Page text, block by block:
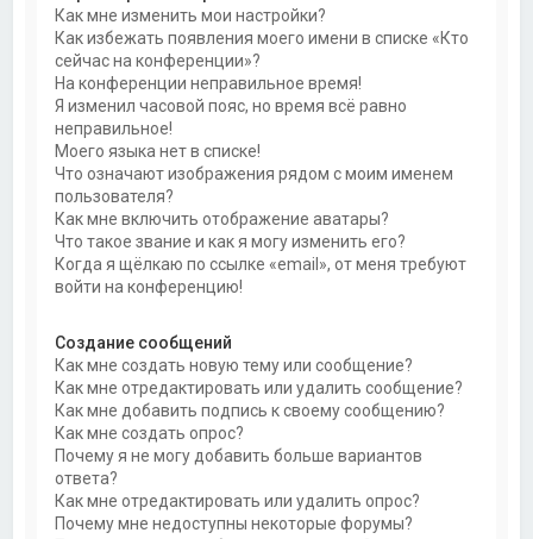
Как мне изменить мои настройки?
Как избежать появления моего имени в списке «Кто
сейчас на конференции»?
На конференции неправильное время!
Я изменил часовой пояс, но время всё равно
неправильное!
Моего языка нет в списке!
Что означают изображения рядом с моим именем
пользователя?
Как мне включить отображение аватары?
Что такое звание и как я могу изменить его?
Когда я щёлкаю по ссылке «email», от меня требуют
войти на конференцию!
Создание сообщений
Как мне создать новую тему или сообщение?
Как мне отредактировать или удалить сообщение?
Как мне добавить подпись к своему сообщению?
Как мне создать опрос?
Почему я не могу добавить больше вариантов
ответа?
Как мне отредактировать или удалить опрос?
Почему мне недоступны некоторые форумы?